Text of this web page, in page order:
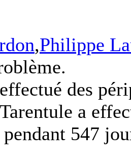
,Philippe
des
a
pendant 547